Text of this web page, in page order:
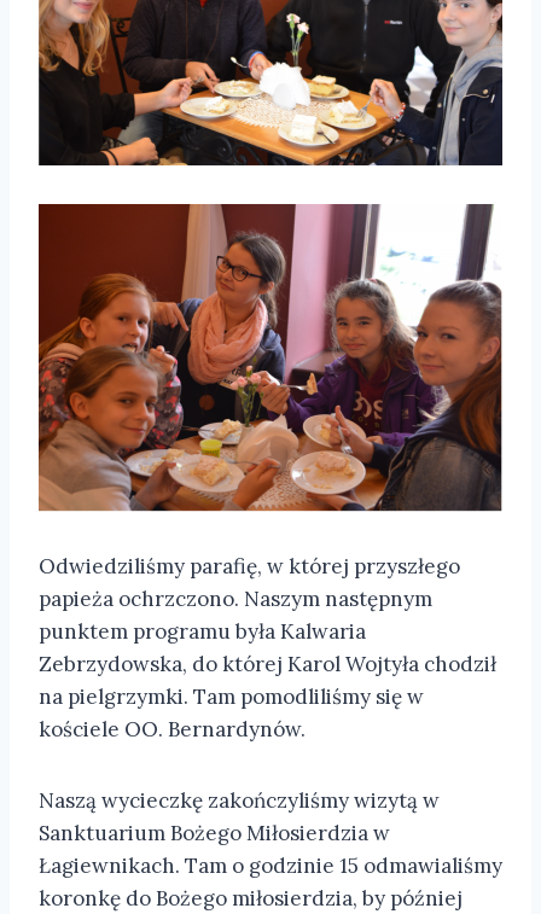
Odwiedziliśmy parafię, w której przyszłego
papieża ochrzczono. Naszym następnym
punktem programu była Kalwaria
Zebrzydowska, do której Karol Wojtyła chodził
na pielgrzymki. Tam pomodliliśmy się w
kościele OO. Bernardynów.
Naszą wycieczkę zakończyliśmy wizytą w
Sanktuarium Bożego Miłosierdzia w
Łagiewnikach. Tam o godzinie 15 odmawialiśmy
koronkę do Bożego miłosierdzia, by później